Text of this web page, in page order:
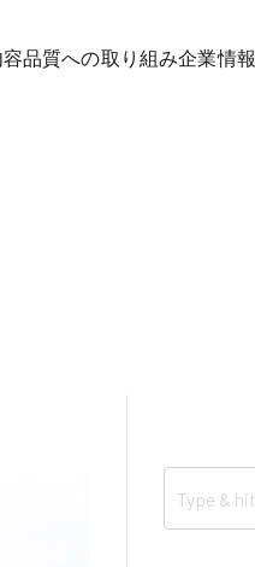
品質への取り組み企業情報